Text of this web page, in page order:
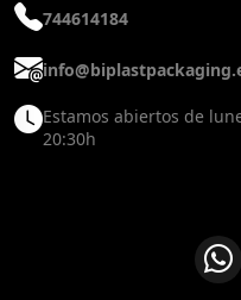
744614184
Estamos abiertos de
20:30h